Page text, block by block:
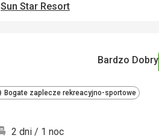
Sun Star Resort
Bardzo Dobry
Bogate zaplecze rekreacyjno-sportowe
2 dni / 1 noc